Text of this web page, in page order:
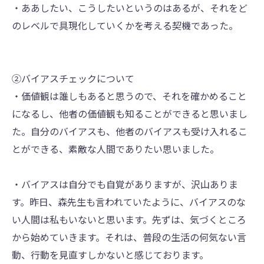
・ああしたい、こうしたいというのはあるが、それをど
のレベルで具現化していくかを考える契機であった。
②バイアスチェックについて
・価値観は誰しもあると思うので、それを確かめること
になるし、他者の価値観も知ることができると思いまし
た。自分のバイアスも、他者のバイアスも受け入れるこ
とができる、素敵な人間でありたい思いました。
・バイアスは自分でも自覚がありますが、沢山ありま
す。昨日、森先生も言われていたように、バイアスのな
い人間は私もいないと思います。先ずは、気づくところ
から始めていきます。それは、普段の生活の何気ない言
動、行動を見直すしかないと感じております。